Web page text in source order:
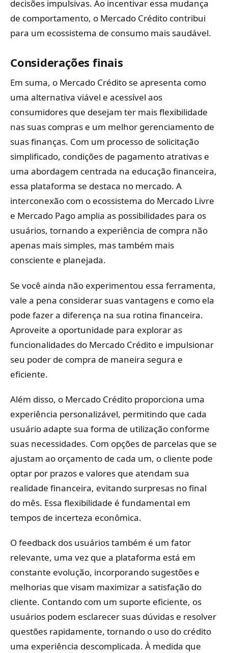
decisões impulsivas. Ao incentivar essa mudança
de comportamento, o Mercado Crédito contribui
para um ecossistema de consumo mais saudável.
Considerações finais
Em suma, o Mercado Crédito se apresenta como
uma alternativa viável e acessível aos
consumidores que desejam ter mais flexibilidade
nas suas compras e um melhor gerenciamento de
suas finanças. Com um processo de solicitação
simplificado, condições de pagamento atrativas e
uma abordagem centrada na educação financeira,
essa plataforma se destaca no mercado. A
interconexão com o ecossistema do Mercado Livre
e Mercado Pago amplia as possibilidades para os
usuários, tornando a experiência de compra não
apenas mais simples, mas também mais
consciente e planejada.
Se você ainda não experimentou essa ferramenta,
vale a pena considerar suas vantagens e como ela
pode fazer a diferença na sua rotina financeira.
Aproveite a oportunidade para explorar as
funcionalidades do Mercado Crédito e impulsionar
seu poder de compra de maneira segura e
eficiente.
Além disso, o Mercado Crédito proporciona uma
experiência personalizável, permitindo que cada
usuário adapte sua forma de utilização conforme
suas necessidades. Com opções de parcelas que se
ajustam ao orçamento de cada um, o cliente pode
optar por prazos e valores que atendam sua
realidade financeira, evitando surpresas no final
do mês. Essa flexibilidade é fundamental em
tempos de incerteza econômica.
O feedback dos usuários também é um fator
relevante, uma vez que a plataforma está em
constante evolução, incorporando sugestões e
melhorias que visam maximizar a satisfação do
cliente. Contando com um suporte eficiente, os
usuários podem esclarecer suas dúvidas e resolver
questões rapidamente, tornando o uso do crédito
uma experiência descomplicada. À medida que